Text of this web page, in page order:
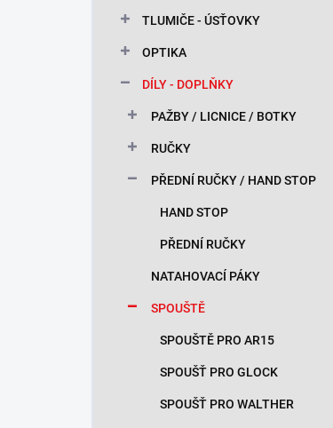
TLUMIČE - ÚSŤOVKY
OPTIKA
DÍLY - DOPLŇKY
PAŽBY / LICNICE / BOTKY
RUČKY
PŘEDNÍ RUČKY / HAND STOP
HAND STOP
PŘEDNÍ RUČKY
NATAHOVACÍ PÁKY
SPOUŠTĚ
SPOUŠTĚ PRO AR15
SPOUŠŤ PRO GLOCK
SPOUŠŤ PRO WALTHER